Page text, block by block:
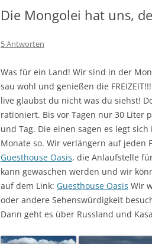
Die Mongolei hat uns,
5 Antworten
Was für ein Land! Wir sind in der
sau wohl und genießen die
live glaubst du nicht was du siehst!
rationiert. Bis vor Tagen nur 30 Liter
und Tag. Die einen sagen es legt
Monate so. Wir verlängern auf jeden
Guesthouse Oasis, die Anlaufstelle
kann gewaschen werden und wir
auf dem Link: Guesthouse Oasis Wir
oder andere Sehenswürdigkeit
Dann geht es über Russland und